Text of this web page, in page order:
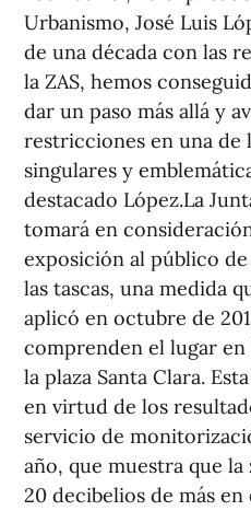
Urbanismo, José Luis
de una década con las
la ZAS, hemos
dar un paso más allá y
restricciones en una de
singulares y
destacado López.La
tomará en
exposición al público
las tascas, una medida
aplicó en octubre de
comprenden el lugar en
la plaza Santa Clara.
en virtud de los
servicio de
año, que muestra que
20 decibelios de más